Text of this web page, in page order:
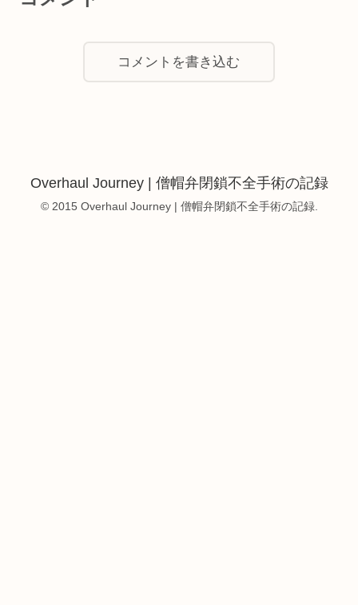
コメントを書き込む
Overhaul Journey | 僧帽弁閉鎖不全手術の記録
© 2015 Overhaul Journey | 僧帽弁閉鎖不全手術の記録.